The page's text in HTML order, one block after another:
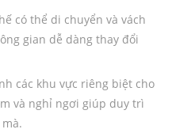
có thể di chuyển và vách
gian dễ dàng thay đổi
các khu vực riêng biệt cho
và nghỉ ngơi giúp duy trì